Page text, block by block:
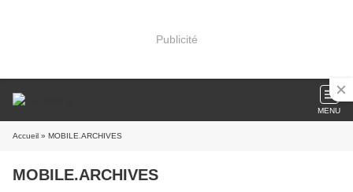
Publicité
MENU
Accueil » MOBILE.ARCHIVES
MOBILE.ARCHIVES